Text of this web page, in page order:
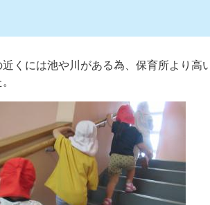
くには池や川がある為、保育所より高